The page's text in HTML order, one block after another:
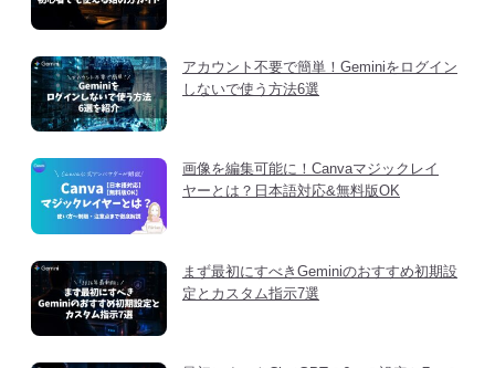
アカウント不要で簡単！Geminiをログイン
しないで使う方法6選
画像を編集可能に！Canvaマジックレイ
ヤーとは？日本語対応&無料版OK
まず最初にすべきGeminiのおすすめ初期設
定とカスタム指示7選